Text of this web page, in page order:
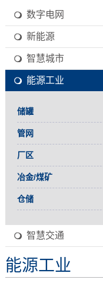
数字电网
新能源
智慧城市
能源工业
储罐
管网
厂区
冶金/煤矿
仓储
智慧交通
能源工业